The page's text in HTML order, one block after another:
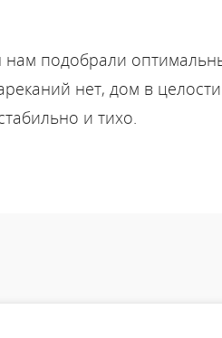
нам подобрали
нет, дом в
и тихо.